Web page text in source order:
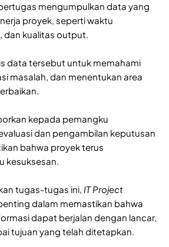
mengumpulkan data yang
proyek, seperti waktu
dan kualitas output.
data tersebut untuk memahami
masalah, dan menentukan area
kepada pemangku
dan pengambilan keputusan
bahwa proyek terus
kesuksesan.
tugas-tugas ini, IT Project
dalam memastikan bahwa
dapat berjalan dengan lancar,
tujuan yang telah ditetapkan.